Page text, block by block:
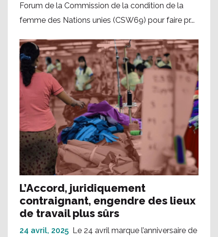
Forum de la Commission de la condition de la
femme des Nations unies (CSW69) pour faire pr...
L’Accord, juridiquement
contraignant, engendre des lieux
de travail plus sûrs
24 avril, 2025 Le 24 avril marque l’anniversaire de